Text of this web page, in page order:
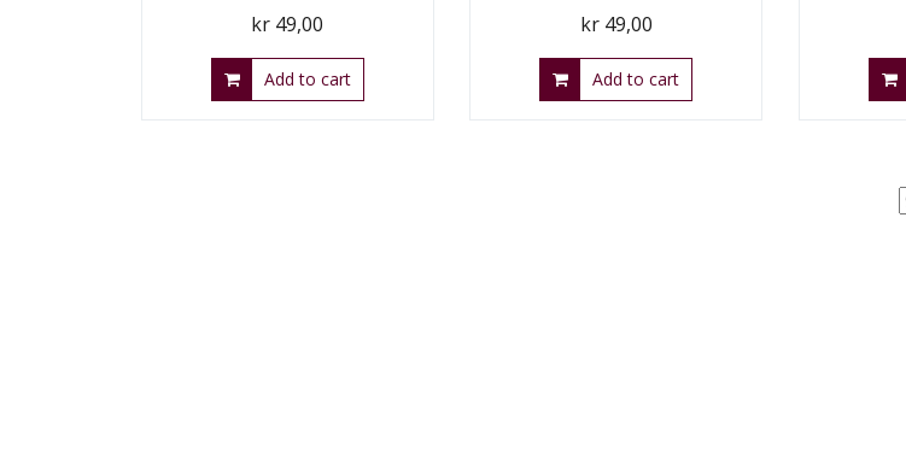
kr 49,00
Add to cart
kr49,00
Add to cart